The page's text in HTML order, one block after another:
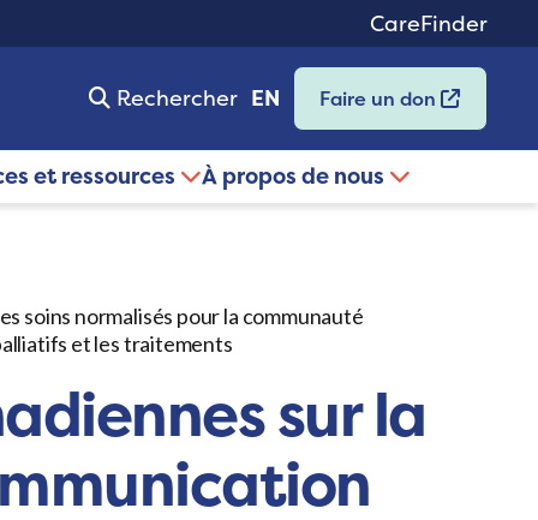
CareFinder
Rechercher EN Faire un don
et ressources À propos de nous
soins normalisés pour la communauté
et les traitements
sur la